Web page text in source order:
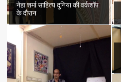
नेहा शर्मा साहित्य दुनिया की वर्कशॉप
के दौरान